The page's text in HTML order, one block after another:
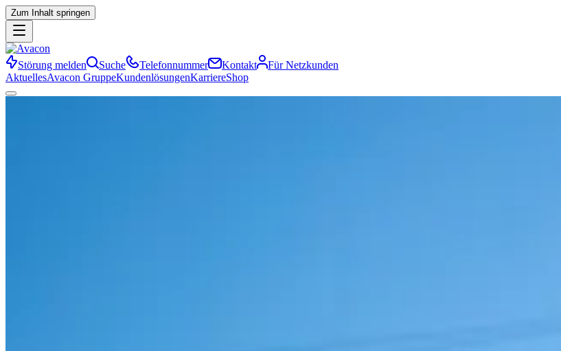
Zum Inhalt springen
Störung melden Suche Telefonnummer Kontakt
Für Netzkunden
AktuellesAvacon GruppeKundenlösungenKarriereShop